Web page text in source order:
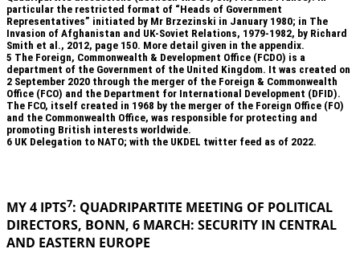
particular the restricted format of “Heads of Government
Representatives” initiated by Mr Brzezinski in January 1980; in The
Invasion of Afghanistan and UK-Soviet Relations, 1979-1982, by Richard
Smith et al., 2012, page 150. More detail given in the appendix.
5 The Foreign, Commonwealth & Development Office (FCDO) is a
department of the Government of the United Kingdom. It was created on
2 September 2020 through the merger of the Foreign & Commonwealth
Office (FCO) and the Department for International Development (DFID).
The FCO, itself created in 1968 by the merger of the Foreign Office (FO)
and the Commonwealth Office, was responsible for protecting and
promoting British interests worldwide.
6 UK Delegation to NATO; with the UKDEL twitter feed as of 2022.
MY 4 IPTS7: QUADRIPARTITE MEETING OF POLITICAL
DIRECTORS, BONN, 6 MARCH: SECURITY IN CENTRAL
AND EASTERN EUROPE